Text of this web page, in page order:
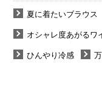
夏に着たいブラウス
オシャレ度あがるワ
ひんやり冷感